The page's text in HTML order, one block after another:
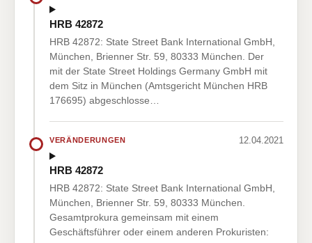
HRB 42872
HRB 42872: State Street Bank International GmbH,
München, Brienner Str. 59, 80333 München. Der
mit der State Street Holdings Germany GmbH mit
dem Sitz in München (Amtsgericht München HRB
176695) abgeschlosse…
VERÄNDERUNGEN 12.04.2021
HRB 42872
HRB 42872: State Street Bank International GmbH,
München, Brienner Str. 59, 80333 München.
Gesamtprokura gemeinsam mit einem
Geschäftsführer oder einem anderen Prokuristen: